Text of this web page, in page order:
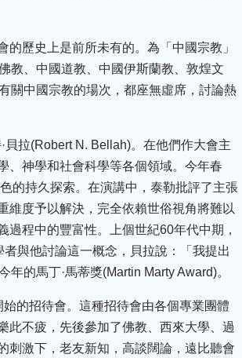
歷史上是前所未有的。為「中國宗教」
教、中國道教、中國伊斯蘭教、敦煌文
關中國宗教的場次，都座無虛席，討論熱
貝拉(Robert N. Bellah)。在他們作大會主
、神學和社會科學等各個領域。今年春
的持久探索。在演講中，泰勒批評了主張
維度予以解決，完全依賴世俗視角將難以
程中的豐富性。上個世紀60年代中期，
與他討論這一概念，貝拉說：「我提出
的馬丁·馬蒂獎(Martin Marty Award)。
的招待會。這種招待會由各個專業團體
此不疲，先後參加了佛教、西來大學、過
刺激下，老友新知，高談闊論，遠比聽會